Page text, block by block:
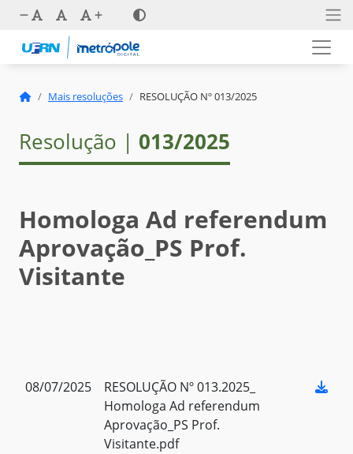
Mais resoluções RESOLUÇÃO Nº 013/2025
Resolução | 013/2025
Homologa Ad referendum
Aprovação_PS Prof.
Visitante
08/07/2025
RESOLUÇÃO Nº 013.2025_
Homologa Ad referendum
Aprovação_PS Prof.
Visitante.pdf